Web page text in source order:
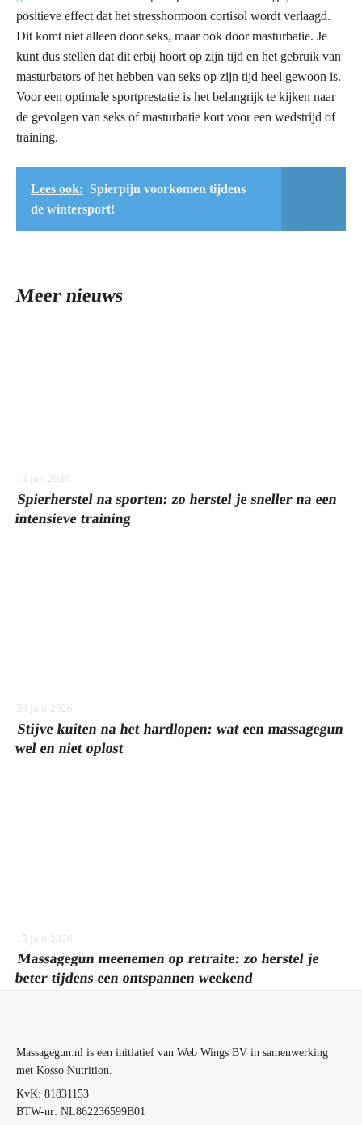
positieve effect dat het stresshormoon cortisol wordt verlaagd.
Dit komt niet alleen door seks, maar ook door masturbatie. Je
kunt dus stellen dat dit erbij hoort op zijn tijd en het gebruik van
masturbators of het hebben van seks op zijn tijd heel gewoon is.
Voor een optimale sportprestatie is het belangrijk te kijken naar
de gevolgen van seks of masturbatie kort voor een wedstrijd of
training.
Lees ook: Spierpijn voorkomen tijdens
de wintersport!
Meer nieuws
13 juli 2026
Spierherstel na sporten: zo herstel je sneller na een
intensieve training
30 juni 2026
Stijve kuiten na het hardlopen: wat een massagegun
wel en niet oplost
15 juni 2026
Massagegun meenemen op retraite: zo herstel je
beter tijdens een ontspannen weekend
Massagegun.nl is een initiatief van Web Wings BV in samenwerking
met Kosso Nutrition.
KvK: 81831153
BTW-nr: NL862236599B01